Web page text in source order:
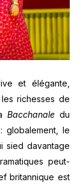
et élégante,
richesses de
Bacchanaledu
globalement, le
sied davantage
peut-
britannique est